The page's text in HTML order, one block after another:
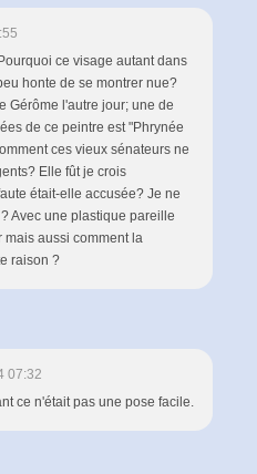
ce visage autant dans
honte de se montrer nue?
Gérôme l'autre jour; une de
de ce peintre est "Phrynée
ces vieux sénateurs ne
Elle fût je crois
était-elle accusée? Je ne
Avec une plastique pareille
aussi comment la
raison ?
07:32
ce n'était pas une pose facile.